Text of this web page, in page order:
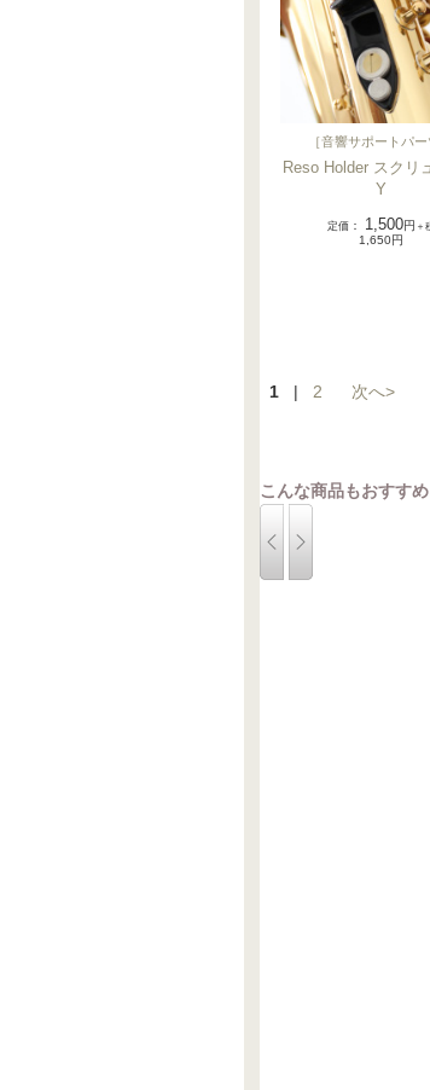
［音響サポートパー
Reso Holder スクリ
Y
定価： 1,500円 ＋
1,650円
1 | 2 次へ>
こんな商品もおすすめ